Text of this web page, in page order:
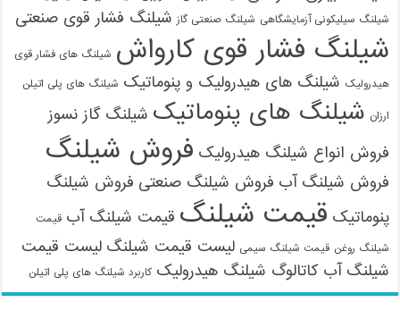
شیلنگ سیلیکونی آزمایشگاهی شیلنگ صنعتی گاز شیلنگ فشار قوی صنعتی
شیلنگ فشار قوی کارواش شیلنگ های فشار قوی
هیدرولیک شیلنگ های هیدرولیک و پنوماتیک شیلنگ های پلی اتیلن
ارزان شیلنگ های پنوماتیک شیلنگ گاز نسوز
فروش انواع شیلنگ هیدرولیک فروش شیلنگ
فروش شیلنگ آب فروش شیلنگ صنعتی فروش شیلنگ
پنوماتیک قیمت شیلنگ قیمت شیلنگ آب قیمت
شیلنگ روغن قیمت شیلنگ سیمی لیست قیمت شیلنگ لیست قیمت
شیلنگ آب کاتالوگ شیلنگ هیدرولیک کاربرد شیلنگ های پلی اتیلن